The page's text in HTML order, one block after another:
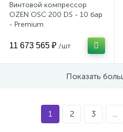
Винтовой компрессор
OZEN OSC 200 DS - 10 бар
- Premium
11 673 565 ₽ /шт
Показать
1 2 3 ...